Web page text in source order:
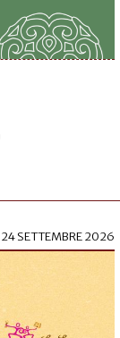
24 SETTEMBRE 2026